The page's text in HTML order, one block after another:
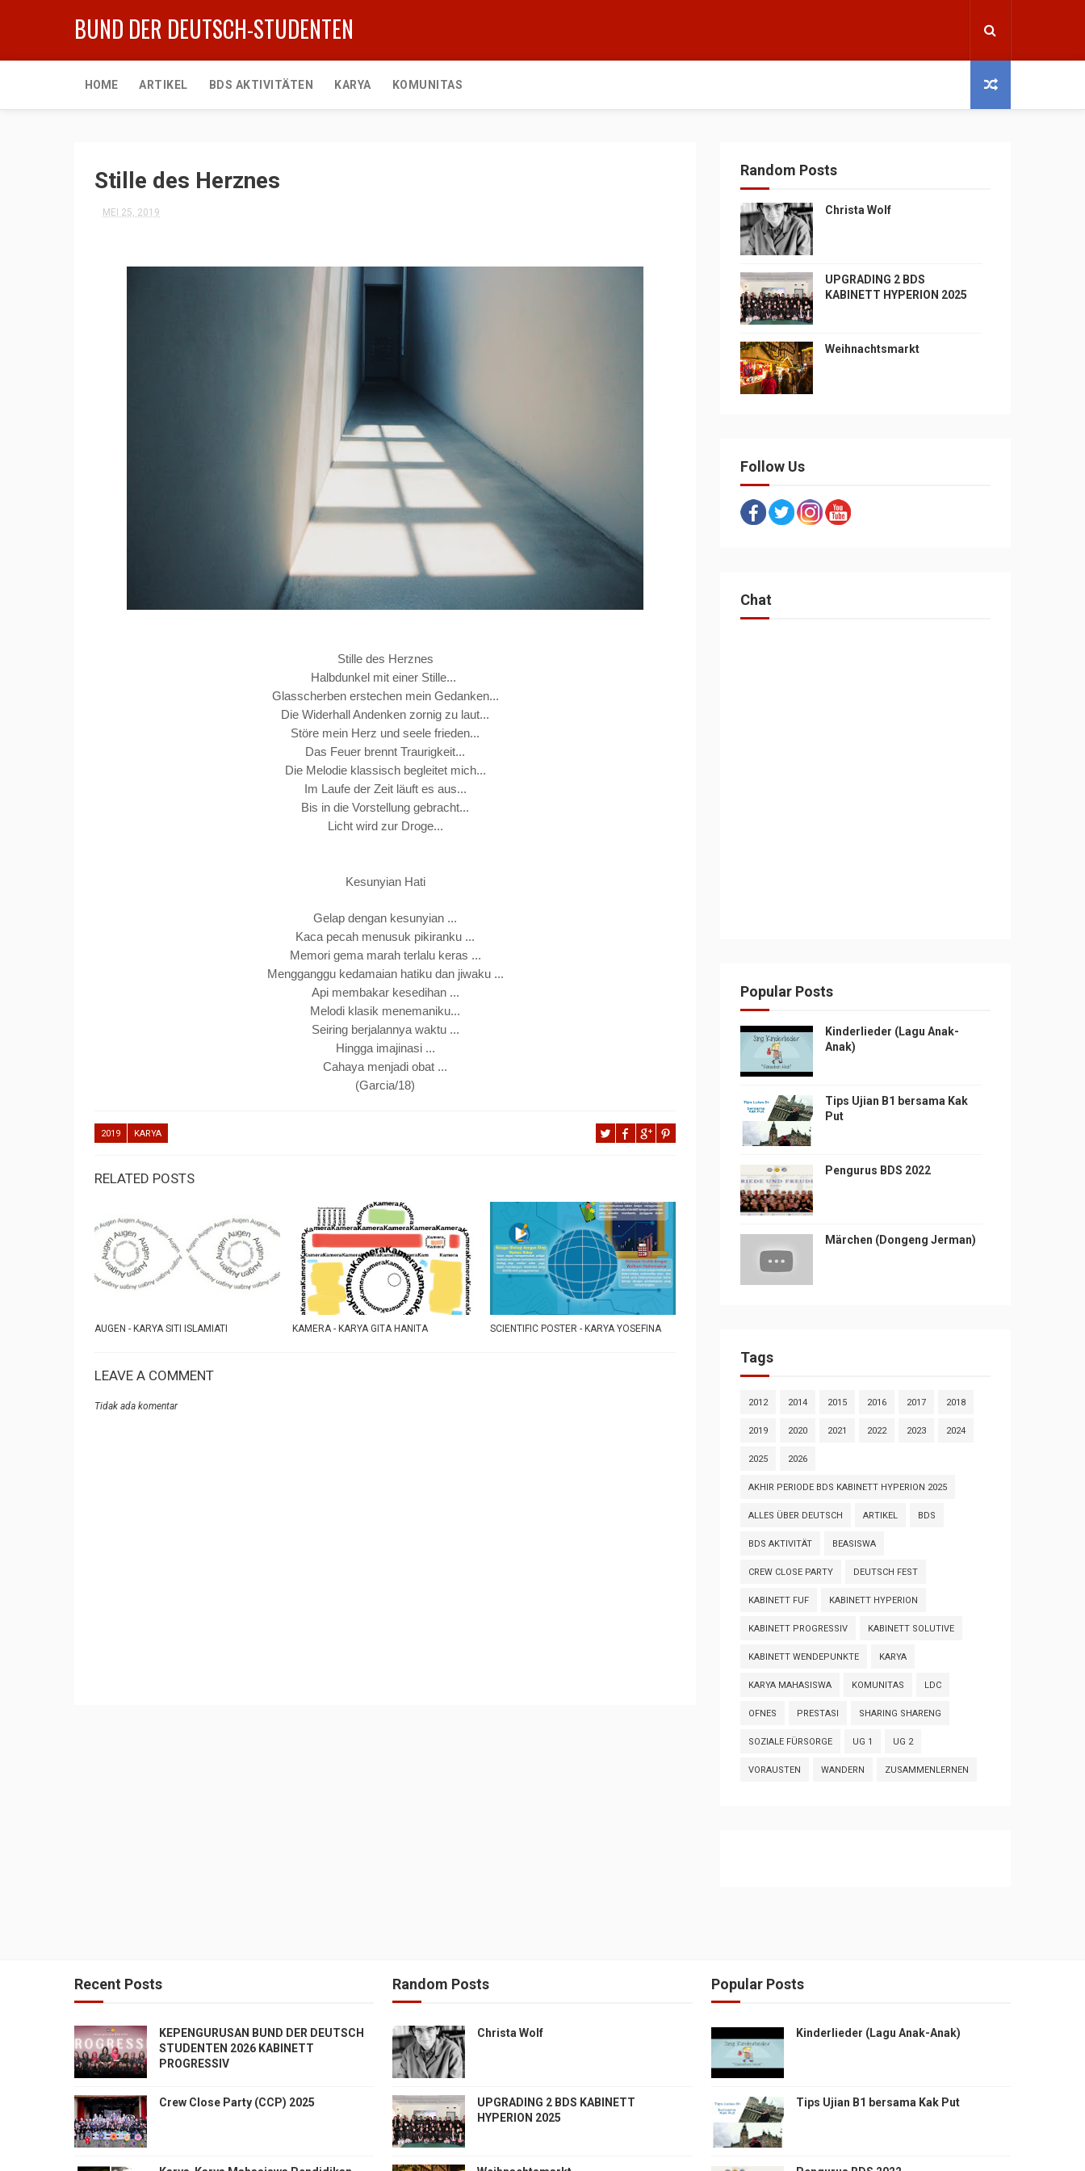
BUND DER DEUTSCH-STUDENTEN
HOME ARTIKEL BDS AKTIVITÄTEN KARYA KOMUNITAS
Stille des Herznes
MEI 25, 2019
Stille des Herznes
Halbdunkel mit einer Stille...
Glasscherben erstechen mein Gedanken...
Die Widerhall Andenken zornig zu laut...
Störe mein Herz und seele frieden...
Das Feuer brennt Traurigkeit...
Die Melodie klassisch begleitet mich...
Im Laufe der Zeit läuft es aus...
Bis in die Vorstellung gebracht...
Licht wird zur Droge...
Kesunyian Hati
Gelap dengan kesunyian ...
Kaca pecah menusuk pikiranku ...
Memori gema marah terlalu keras ...
Mengganggu kedamaian hatiku dan jiwaku ...
Api membakar kesedihan ...
Melodi klasik menemaniku...
Seiring berjalannya waktu ...
Hingga imajinasi ...
Cahaya menjadi obat ...
(Garcia/18)
2019 KARYA
RELATED POSTS
AUGEN - KARYA SITI ISLAMIATI KAMERA - KARYA GITA HANITA SCIENTIFIC POSTER - KARYA YOSEFINA
LEAVE A COMMENT
Tidak ada komentar
Random Posts
Christa Wolf
UPGRADING 2 BDS
KABINETT HYPERION 2025
Weihnachtsmarkt
Follow Us
Chat
Popular Posts
Kinderlieder (Lagu Anak-
Anak)
Tips Ujian B1 bersama Kak
Put
Pengurus BDS 2022
Märchen (Dongeng Jerman)
Tags
2012 2014 2015 2016 2017 2018
2019 2020 2021 2022 2023 2024
2025 2026
AKHIR PERIODE BDS KABINETT HYPERION 2025
ALLES ÜBER DEUTSCH ARTIKEL BDS
BDS AKTIVITÄT BEASISWA
CREW CLOSE PARTY DEUTSCH FEST
KABINETT FUF KABINETT HYPERION
KABINETT PROGRESSIV KABINETT SOLUTIVE
KABINETT WENDEPUNKTE KARYA
KARYA MAHASISWA KOMUNITAS LDC
OFNES PRESTASI SHARING SHARENG
SOZIALE FÜRSORGE UG 1 UG 2
VORAUSTEN WANDERN ZUSAMMENLERNEN
Recent Posts
KEPENGURUSAN BUND DER DEUTSCH
STUDENTEN 2026 KABINETT
PROGRESSIV
Crew Close Party (CCP) 2025
Random Posts
Christa Wolf
UPGRADING 2 BDS KABINETT
HYPERION 2025
Popular Posts
Kinderlieder (Lagu Anak-Anak)
Tips Ujian B1 bersama Kak Put